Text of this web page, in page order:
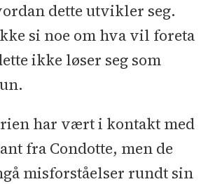
dette utvikler seg.
si noe om hva vil foreta
ikke løser seg som
har vært i kontakt med
fra Condotte, men de
misforståelser rundt sin